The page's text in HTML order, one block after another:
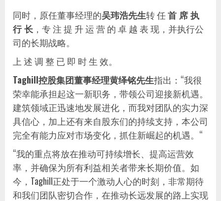
同时，原任董事经理的吴玮浩先生转 任首 席 执
行 长 ，专 注 提 升 运 营 的 卓 越 表 现，并执行公
司的长期战略。
上 述 调 整 已 即 时 生 效。
Taghill控股集团董事经理黄绎铭先生指出：“我很
荣幸能承担起这一新职务，带领公司迎接新机遇。
建筑领域正迅速地发展进化，而我对团队的实力深
具信心，加上还有来自股东们的持续支持，本公司
完全有能力应对市场变化，抓住新崛起的机遇。“
“我的重点将放在推动可持续增长、提高运营效
率，并确保为所有利益相关者带来长期价值。如
今，Taghill正处于一个激动人心的时刻，非常期待
和我们团队密切合作，在推动长远发展的路上实现